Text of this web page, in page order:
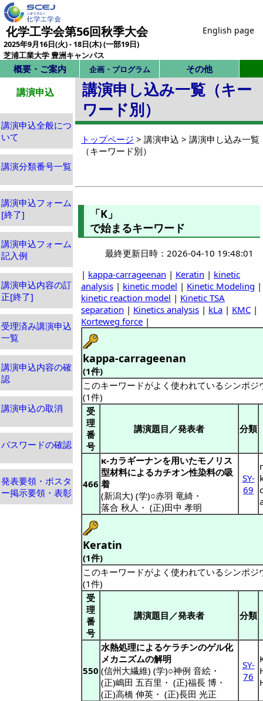
化学工学会第56回秋季大会
2025年9月16日(火) - 18日(木) (一部19日)
芝浦工業大学 豊洲キャンパス
English page
概要・ご案内 企画・プログラム その他
講演申込
講演申込全般につ
いて
講演分類番号一覧
講演申込フォーム
[終了]
講演申込フォーム
記入例
講演申込内容の訂
正[終了]
受理済み講演申込
一覧
講演申込内容の確
認
講演申込の取消
パスワードの確認
発表要領・ポスタ
ー掲示要領・表彰
講演申し込み一覧（キー
ワード別）
トップページ > 講演申込 > 講演申し込み一覧
（キーワード別）
「K」
で始まるキーワード
最終更新日時：2026-04-10 19:48:01
| kappa-carrageenan | Keratin | kinetic
analysis | kinetic model | Kinetic Modeling |
kinetic reaction model | Kinetic TSA
separation | Kinetics analysis | kLa | KMC |
Korteweg force |
kappa-carrageenan
(1件)
このキーワードがよく使われているシンポ
(1件)
受
理
番
号
講演題目／発表者 分類
466
κ-カラギーナンを用いたモノリス
型材料によるカチオン性染料の吸
着
(新潟大) (学)○赤羽 竜綺 ・
落合 秋人 ・ (正)田中 孝明
SY-
69
Keratin
(1件)
このキーワードがよく使われているシンポ
(1件)
受
理
番
号
講演題目／発表者 分類
550
水熱処理によるケラチンのゲル化
メカニズムの解明
(信州大繊維) (学)○神例 音絵 ・
(正)嶋田 五百里 ・ (正)福長 博 ・
(正)高橋 伸英 ・ (正)長田 光正
SY-
76